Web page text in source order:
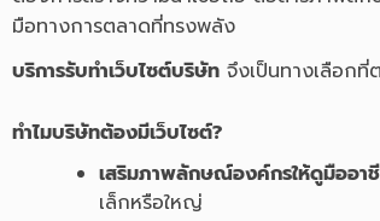
มือทางการตลาดที่ทรงพลัง
บริการรับทำเว็บไซต์บริษัท จึงเป็นทางเลือก
ทำไมบริษัทต้องมีเว็บไซต์?
เสริมภาพลักษณ์องค์กรให้ดูมืออา
เล็กหรือใหญ่